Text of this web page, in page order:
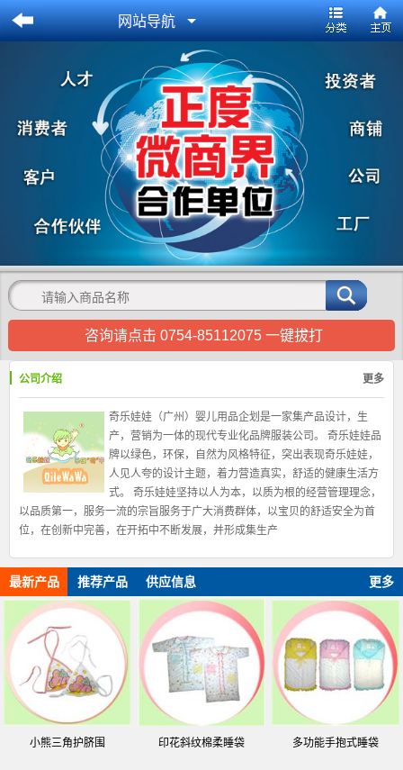
网站导航
咨询请点击 0754-85112075 一键拔打
公司介绍 更多
奇乐娃娃（广州）婴儿用品企划是一家集产品设计，生
产，营销为一体的现代专业化品牌服装公司。 奇乐娃娃品
牌以绿色，环保，自然为风格特征，突出表现奇乐娃娃，
人见人夸的设计主题，着力营造真实，舒适的健康生活方
式。 奇乐娃娃坚持以人为本，以质为根的经营管理理念，
以品质第一，服务一流的宗旨服务于广大消费群体，以宝贝的舒适安全为首
位，在创新中完善，在开拓中不断发展，并形成集生产
最新产品 推荐产品 供应信息 更多
小熊三角护脐围 印花斜纹棉柔睡袋 多功能手抱式睡袋